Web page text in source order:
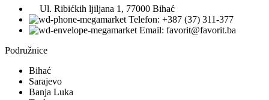
Ul. Ribićkih ljiljana 1, 77000 Bihać
Telefon: +387 (37) 311-377
Email: favorit@favorit.ba
Podružnice
Bihać
Sarajevo
Banja Luka